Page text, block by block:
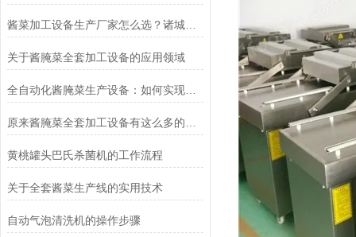
酱菜加工设备生产厂家怎么选？诸城冠通机械为您支招
关于酱腌菜全套加工设备的应用领域
全自动化酱腌菜生产设备：如何实现规模化与高效生产
黄桃罐头巴氏杀菌机的工作流程
关于全套酱菜生产线的实用技术
自动气泡清洗机的操作步骤